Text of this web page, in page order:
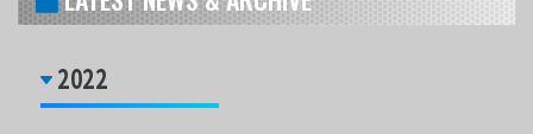
2022